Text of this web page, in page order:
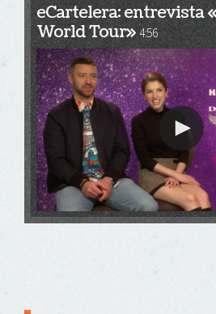
eCartelera: entrevista
World Tour» 4:56